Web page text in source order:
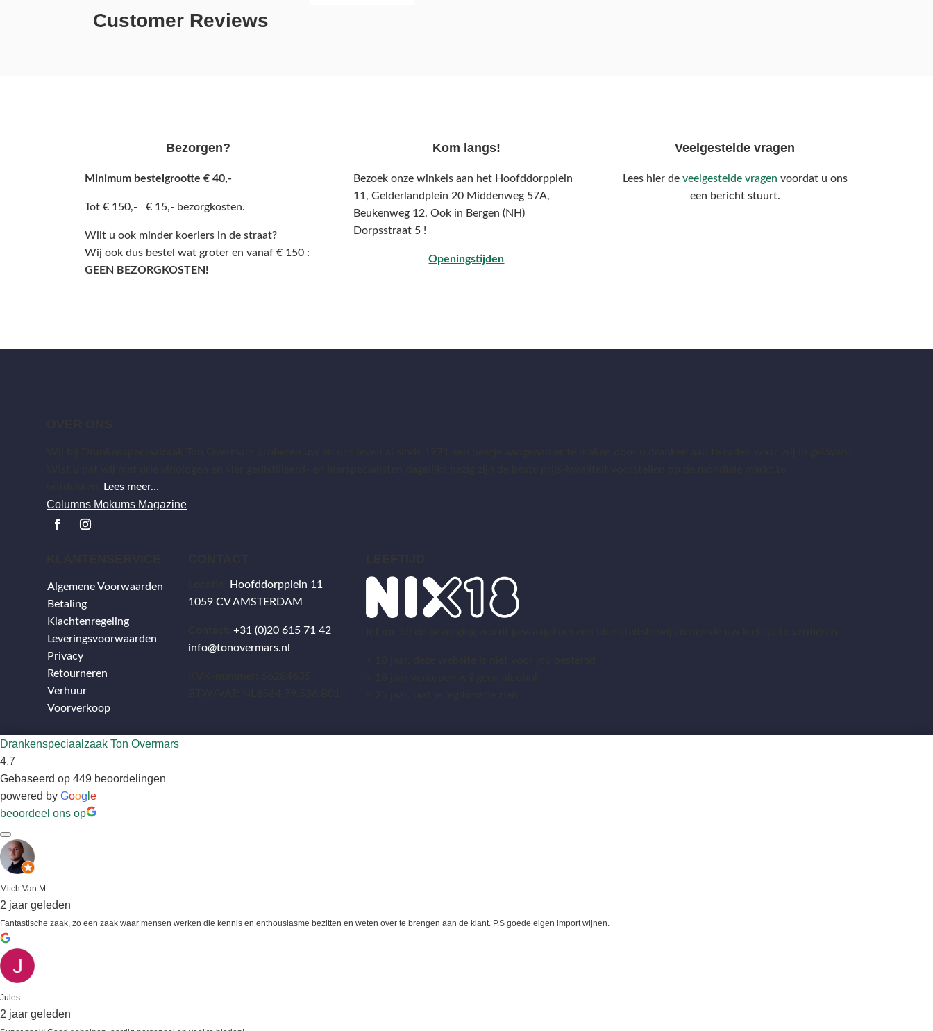
Customer Reviews
Bezorgen?
Minimum bestelgrootte € 40,-
Tot € 150,- € 15,- bezorgkosten.
Wilt u ook minder koeriers in de straat?
Wij ook dus bestel wat groter en vanaf € 150 :
GEEN BEZORGKOSTEN!
Kom langs!
Bezoek onze winkels aan het Hoofddorpplein
11, Gelderlandplein 20 Middenweg 57A,
Beukenweg 12. Ook in Bergen (NH)
Dorpsstraat 5 !
Openingstijden
Veelgestelde vragen
Lees hier de veelgestelde vragen voordat u ons
een bericht stuurt.
Lees meer…
Columns Mokums Magazine
Algemene Voorwaarden
Betaling
Klachtenregeling
Leveringsvoorwaarden
Privacy
Retourneren
Verhuur
Voorverkoop
Hoofddorpplein 11
1059 CV AMSTERDAM
+31 (0)20 615 71 42
info@tonovermars.nl
Drankenspeciaalzaak Ton Overmars
4.7
Gebaseerd op 449 beoordelingen
powered by Goog e
beoordeel ons op
Mitch Van M.
2 jaar geleden
Fantastische zaak, zo een zaak waar mensen werken die kennis en enthousiasme bezitten en weten over te brengen aan de klant. P.S goede eigen import wijnen.
Jules
2 jaar geleden